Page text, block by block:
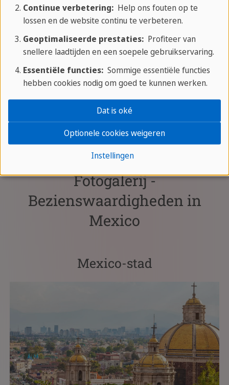
17 DAGEN / 16 NACHTEN
Mexico steden en zee
Azteekse ruïnes van
Teotihuacán
Magische dorpen van
Puebla, Cholula en
Ontspannen op de
strand
Meer informatie
toon meer aanbiedingen
Fotogalerij -
Bezienswaardigheden in
Mexico
Mexico-stad
Continue verbetering:Help ons fouten op te
lossen en de website continu te verbeteren.
Geoptimaliseerde prestaties:Profiteer van
snellere laadtijden en een soepele gebruikservaring.
Essentiële functies:Sommige essentiële functies
hebben cookies nodig om goed te kunnen werken.
Instellingen
Optionele cookies weigeren
Dat is oké